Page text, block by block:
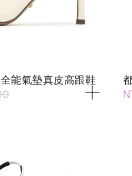
能氣墊真皮高跟鞋